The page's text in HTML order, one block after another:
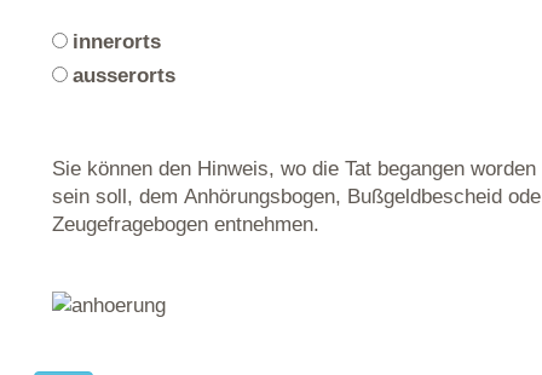
innerorts
ausserorts
Sie können den Hinweis, wo die Tat begangen worden
sein soll, dem Anhörungsbogen, Bußgeldbescheid
Zeugefragebogen entnehmen.